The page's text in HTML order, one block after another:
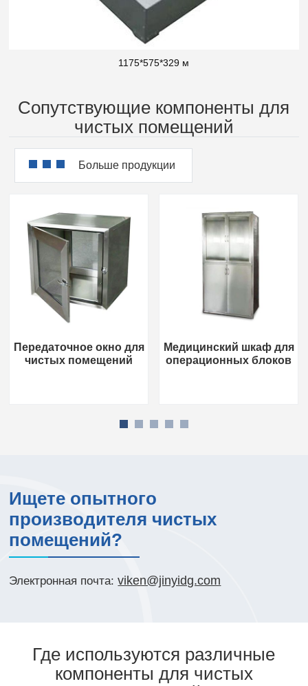
1175*575*329 м
Сопутствующие компоненты для
чистых помещений
Больше продукции
Передаточное окно для
чистых помещений
Медицинский шкаф для
операционных блоков
Ищете опытного
производителя чистых
помещений?
Электронная почта:viken@jinyidg.com
Где используются различные
компоненты для чистых